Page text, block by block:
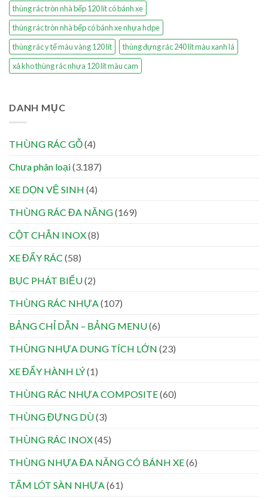
thùng rác tròn nhà bếp 120 lít có bánh xe
thùng rác tròn nhà bếp có bánh xe nhựa hdpe
thùng rác y tế màu vàng 120 lít
thùng đựng rác 240 lít màu xanh lá
xả kho thùng rác nhựa 120 lít màu cam
DANH MỤC
THÙNG RÁC GỖ(4)
Chưa phân loại(3.187)
XE DỌN VỆ SINH (4)
THÙNG RÁC ĐA NĂNG(169)
CỘT CHẮN INOX(8)
XE ĐẨY RÁC (58)
BỤC PHÁT BIỂU(2)
THÙNG RÁC NHỰA (107)
BẢNG CHỈ DẪN – BẢNG MENU(6)
THÙNG NHỰA DUNG TÍCH LỚN (23)
XE ĐẨY HÀNH LÝ(1)
THÙNG RÁC NHỰA COMPOSITE(60)
THÙNG ĐỰNG DÙ(3)
THÙNG RÁC INOX(45)
THÙNG NHỰA ĐA NĂNG CÓ BÁNH XE(6)
TẤM LÓT SÀN NHỰA (61)